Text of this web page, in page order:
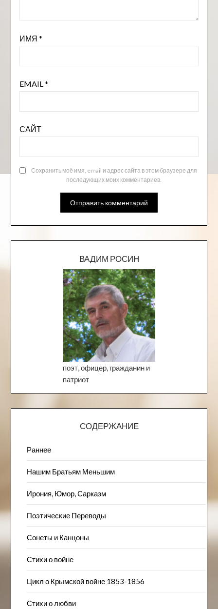
ИМЯ *
EMAIL *
САЙТ
Сохранить моё имя, email и адрес сайта в этом браузере для
последующих моих комментариев.
ВАДИМ РОСИН
поэт, офицер, гражданин и
патриот
СОДЕРЖАНИЕ
Раннее
Нашим Братьям Меньшим
Ирония, Юмор, Сарказм
Поэтические Переводы
Сонеты и Канцоны
Стихи о войне
Цикл о Крымской войне 1853-1856
Стихи о любви